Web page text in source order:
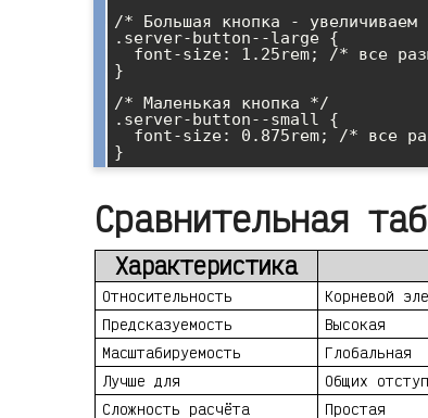
/* Большая кнопка -
.server-button--large {
}
/* Маленькая кнопка */
.server-button--small {
Сравнительная
Характеристика
Относительность Корневой
Предсказуемость
Высокая
Масштабируемость
Глобальная
Лучше для
Общих
Сложность расчёта
Простая